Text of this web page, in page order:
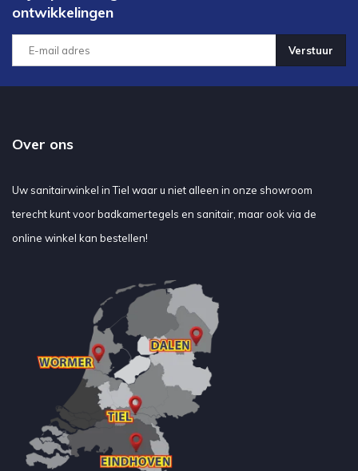
ontwikkelingen
Verstuur
Over ons
Uw sanitairwinkel in Tiel waar u niet alleen in onze showroom
terecht kunt voor badkamertegels en sanitair, maar ook via de
online winkel kan bestellen!